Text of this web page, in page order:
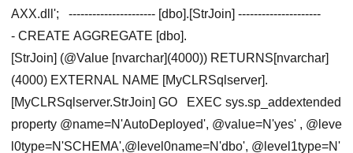
AXX.dll';
---------------------- [dbo].[StrJoin] ---------------------
- CREATE AGGREGATE [dbo].
[StrJoin] (@Value [nvarchar](4000)) RETURNS[nvarchar]
(4000) EXTERNAL NAME [MyCLRSqlserver].
[MyCLRSqlserver.StrJoin] GO EXEC sys.sp_addextended
property @name=N'AutoDeployed', @value=N'yes' , @leve
l0type=N'SCHEMA',@level0name=N'dbo', @level1type=N'